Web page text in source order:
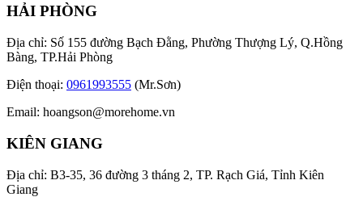
HẢI PHÒNG
Địa chỉ: Số 155 đường Bạch Đằng, Phường Thượng Lý, Q.Hồng
Bàng, TP.Hải Phòng
Điện thoại: 0961993555 (Mr.Sơn)
Email: hoangson@morehome.vn
KIÊN GIANG
Địa chỉ: B3-35, 36 đường 3 tháng 2, TP. Rạch Giá, Tỉnh Kiên
Giang